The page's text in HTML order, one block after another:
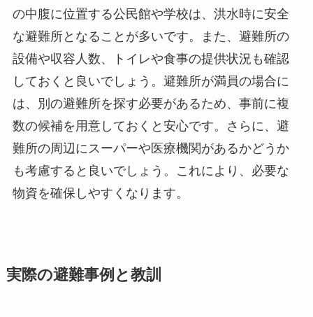
の中腹に位置する公民館や学校は、洪水時に安全
な避難所となることが多いです。また、避難所の
設備や収容人数、トイレや食事の提供状況も確認
しておくと良いでしょう。避難所が満員の場合に
は、別の避難所を探す必要があるため、事前に複
数の候補を用意しておくと安心です。さらに、避
難所の周辺にスーパーや医療機関があるかどうか
も考慮すると良いでしょう。これにより、必要な
物資を確保しやすくなります。
実際の避難事例と教訓